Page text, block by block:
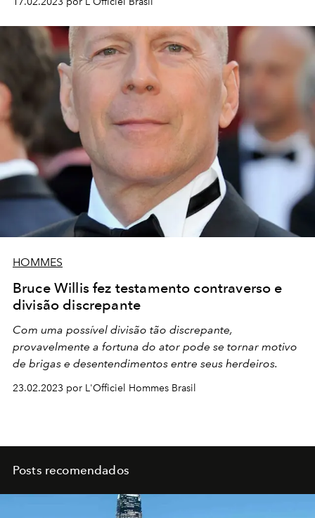
HOMMES
Bruce Willis fez testamento contraverso e
divisão discrepante
Com uma possível divisão tão discrepante,
provavelmente a fortuna do ator pode se tornar motivo
de brigas e desentendimentos entre seus herdeiros.
23.02.2023 por L'Officiel Hommes Brasil
Posts recomendados